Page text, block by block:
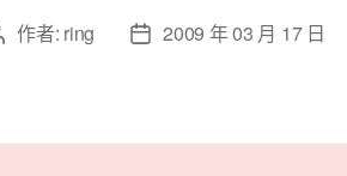
作者: ring
文
日
2009 年 03 月 17 日